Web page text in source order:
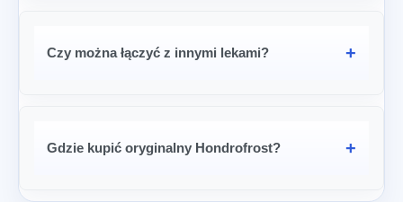
Czy można łączyć z innymi lekami?
Gdzie kupić oryginalny Hondrofrost?